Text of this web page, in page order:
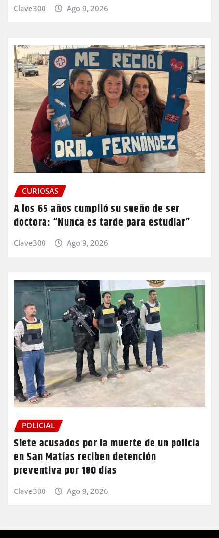
Clave300 Ago 9, 2026
CURIOSAS
A los 65 años cumplió su sueño de ser
doctora: “Nunca es tarde para estudiar”
Clave300 Ago 9, 2026
POLICIAL
Siete acusados por la muerte de un policía
en San Matías reciben detención
preventiva por 180 días
Clave300 Ago 9, 2026